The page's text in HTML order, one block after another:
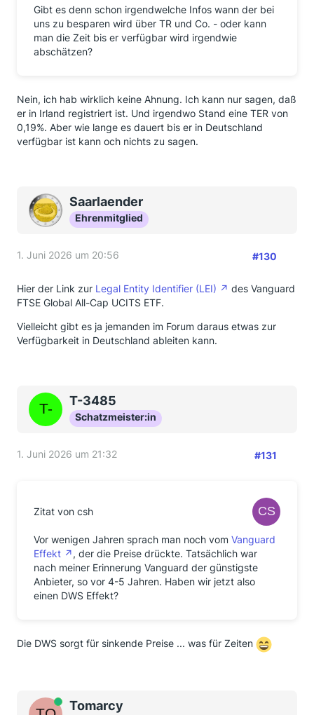
Gibt es denn schon irgendwelche Infos wann der bei
uns zu besparen wird über TR und Co. - oder kann
man die Zeit bis er verfügbar wird irgendwie
abschätzen?
Nein, ich hab wirklich keine Ahnung. Ich kann nur sagen, daß
er in Irland registriert ist. Und irgendwo Stand eine TER von
0,19%. Aber wie lange es dauert bis er in Deutschland
verfügbar ist kann och nichts zu sagen.
Saarlaender
Ehrenmitglied
1. Juni 2026 um 20:56 #130
Hier der Link zur Legal Entity Identifier (LEI)
des Vanguard
FTSE Global All-Cap UCITS ETF.
Vielleicht gibt es ja jemanden im Forum daraus etwas zur
Verfügbarkeit in Deutschland ableiten kann.
T-3485
Schatzmeister:in
1. Juni 2026 um 21:32 #131
Zitat von csh
Vor wenigen Jahren sprach man noch vom Vanguard
Effekt
, der die Preise drückte. Tatsächlich war
nach meiner Erinnerung Vanguard der günstigste
Anbieter, so vor 4-5 Jahren. Haben wir jetzt also
einen DWS Effekt?
Die DWS sorgt für sinkende Preise ... was für Zeiten
OnlineTomarcy